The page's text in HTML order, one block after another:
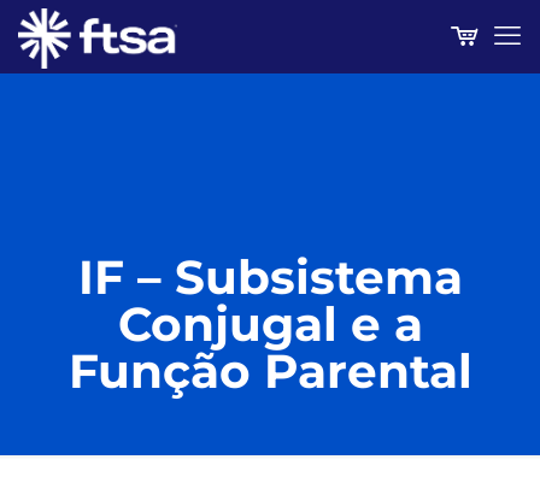
IF – Subsistema
Conjugal e a
Função Parental